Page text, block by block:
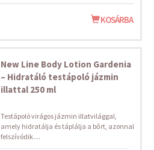
KOSÁRBA
New Line Body Lotion Gardenia
– Hidratáló testápoló jázmin
illattal 250 ml
Testápoló virágos jázmin illatvilággal,
amely hidratálja és táplálja a bőrt, azonnal
felszívódik....